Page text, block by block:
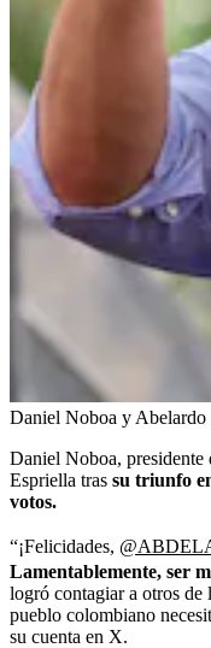
Daniel Noboa y Abelardo
Daniel Noboa, presidente
Espriella tras su triunfo
votos.
“¡Felicidades,
Lamentablemente, ser
logró contagiar a otros de
pueblo colombiano
su cuenta en X.